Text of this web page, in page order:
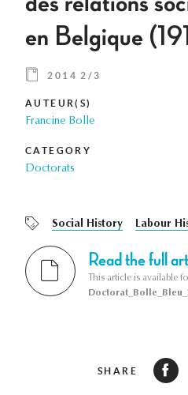
en Belgique
2014 2/3
AUTEUR(S)
Francine Bolle
CATEGORY
Doctorats
Social History Labour
Read the full
This article is available
SHARE